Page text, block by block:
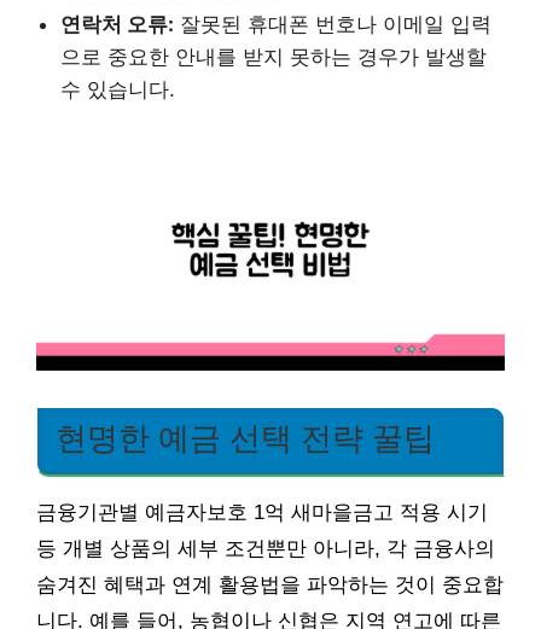
연락처 오류: 잘못된 휴대폰 번호나 이메일 입력
으로 중요한 안내를 받지 못하는 경우가 발생할
수 있습니다.
현명한 예금 선택 전략 꿀팁
금융기관별 예금자보호 1억 새마을금고 적용 시기
등 개별 상품의 세부 조건뿐만 아니라, 각 금융사의
숨겨진 혜택과 연계 활용법을 파악하는 것이 중요합
니다. 예를 들어, 농협이나 신협은 지역 연고에 따른